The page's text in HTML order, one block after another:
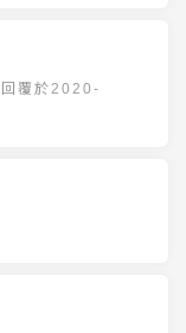
回覆於 2020-